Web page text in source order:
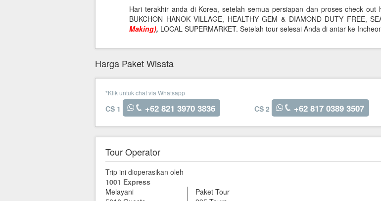
Hari terakhir anda di Korea, setelah semua persiapan dan proses check
BUKCHON HANOK VILLAGE, HEALTHY GEM & DIAMOND DUTY FREE,
Making), LOCAL SUPERMARKET. Setelah tour selesai Anda di antar ke
Harga Paket Wisata
*Klik untuk chat via Whatsapp
CS 1 +62 821 3970 3836 CS 2 +62 817 0389 3507
Tour Operator
Trip ini dioperasikan oleh
1001 Express
Melayani
Paket Tour